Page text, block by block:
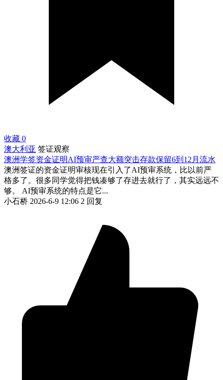
收藏 0
澳大利亚 签证观察
澳洲学签资金证明AI预审严查大额突击存款保留6到12月流水
澳洲签证的资金证明审核现在引入了AI预审系统，比以前严
格多了。很多同学觉得把钱凑够了存进去就行了，其实远远不
够。 AI预审系统的特点是它...
小石桥 2026-6-9 12:06 2 回复